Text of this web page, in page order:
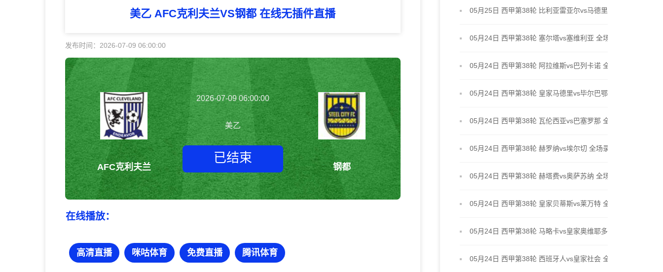
美乙 AFC克利夫兰VS钢都 在线无插件直播
发布时间：2026-07-09 06:00:00
AFC克利夫兰
2026-07-09 06:00:00
美乙
已结束
钢都
在线播放：
高清直播 咪咕体育 免费直播 腾讯体育
05月25日 西甲第38轮 比利亚雷亚尔vs马德里竞技 全
05月24日 西甲第38轮 塞尔塔vs塞维利亚 全场录像
05月24日 西甲第38轮 阿拉维斯vs巴列卡诺 全场录像
05月24日 西甲第38轮 皇家马德里vs毕尔巴鄂竞技 全
05月24日 西甲第38轮 瓦伦西亚vs巴塞罗那 全场录像
05月24日 西甲第38轮 赫罗纳vs埃尔切 全场录像
05月24日 西甲第38轮 赫塔费vs奥萨苏纳 全场录像
05月24日 西甲第38轮 皇家贝蒂斯vs莱万特 全场录像
05月24日 西甲第38轮 马略卡vs皇家奥维耶多 全场录
05月24日 西甲第38轮 西班牙人vs皇家社会 全场录像